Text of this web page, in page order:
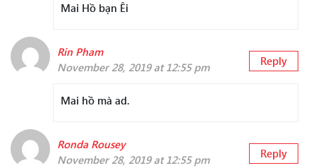
Mai Hồ bạn Êi
Rin Pham
November 28, 2019 at 12:55 pm
Reply
Mai hồ mà ad.
Ronda Rousey
November 28, 2019 at 12:55 pm
Reply